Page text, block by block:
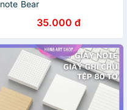
note Bear
35.000 đ